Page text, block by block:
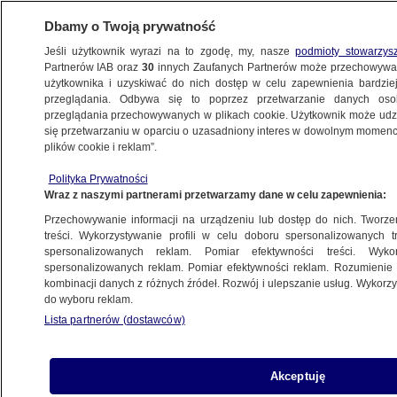
PROGRAMY
zadebiutuje na mundialu
19.06.2018, 06:37
Udostępnij
Dbamy o Twoją prywatność
Jeśli użytkownik wyrazi na to zgodę, my, naszepodmioty
Partnerów IAB oraz30 innych Zaufanych Partnerów może
użytkownika i uzyskiwać do nich dostęp w celu zapewnienia
przeglądania. Odbywa się to poprzez przetwarzanie danych
przeglądania przechowywanych w plikach cookie. Użytkownik może
się przetwarzaniu w oparciu o uzasadniony interes w dowolnym
plików cookie i reklam”.
Polityka Prywatności
Wraz z naszymi partnerami przetwarzamy dane w celu zapewnienia:
Przechowywanie informacji na urządzeniu lub dostęp do nich.
treści. Wykorzystywanie profili w celu doboru spersonalizowanych
spersonalizowanych reklam. Pomiar efektywności treści.
spersonalizowanych reklam. Pomiar efektywności reklam.
kombinacji danych z różnych źródeł. Rozwój i ulepszanie usług.
do wyboru reklam.
Lista partnerów (dostawców)
Akceptuję